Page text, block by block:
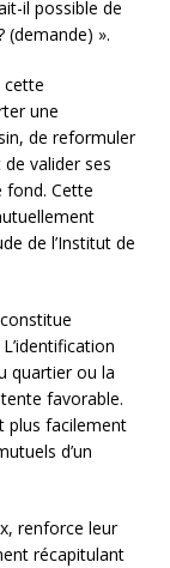
il possible de
(demande) ».
cette
une
de reformuler
valider ses
fond. Cette
de l’Institut de
constitue
quartier ou la
favorable.
plus facilement
d’un
renforce leur
récapitulant